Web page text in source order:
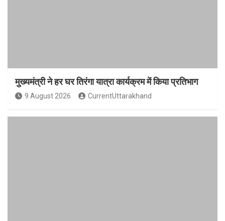
मुख्यमंत्री ने हर घर तिरंगा यात्रा कार्यक्रम में किया प्रतिभाग
9 August 2026 CurrentUttarakhand